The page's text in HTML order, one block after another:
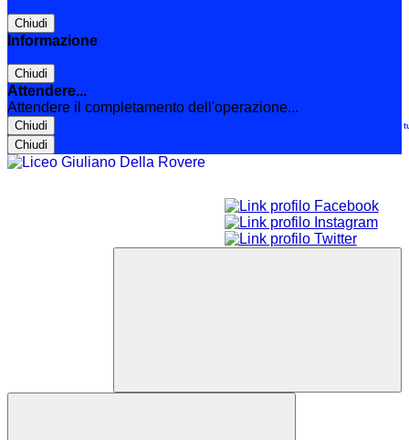
Chiudi
Informazione
Chiudi
Attendere...
Attendere il completamento dell'operazione...
Chiudi
Chiudi
Le